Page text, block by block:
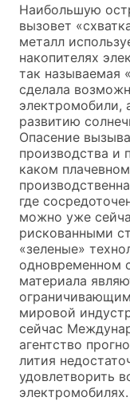
Наибольшую
вызовет
металл
накопителях
так называемая
сделала
электромобили,
развитию
Опасение
производства и
каком
где
можно уже
рискованными
«зеленые»
одновременном
материала
мировой
сейчас
агентство
лития
удовлетворить
электромобилях.